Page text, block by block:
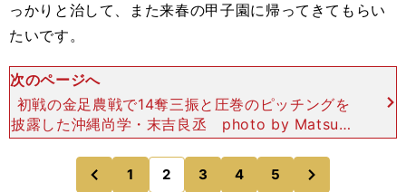
っかりと治して、また来春の甲子園に帰ってきてもらい
たいです。
次のページへ
初戦の金足農戦で14奪三振と圧巻のピッチングを
披露した沖縄尚学・末吉良丞 photo by Matsuha
shi Ryuki末吉良丞（沖縄尚学２年／175センチ・8
9キロ／左投左打）今大会ナンバーワ
前
のページへ
1 2 3 4 5
のページへ